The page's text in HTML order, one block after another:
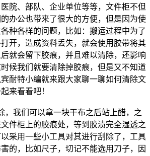
院、部队、企业单位等等，文件柜不但
办公也带来了很大的方便，但是因为使
种各样的问题，比如：搬运过程中为了
开，造成资料丢失，就会使用胶带将其
就会留下胶痕，并且难以清除，还影响
候我们就要清除掉胶痕，但是又不知道
耐特小编就来跟大家聊一聊如何清除文
来看看吧！
我们可以拿一块干布之后站上醋，之
件柜上的胶痕处，等到胶渍完全湿透之
采用一些小工具对其进行刮除了，工具
的，比如尺子，切记不能选用刀子，因